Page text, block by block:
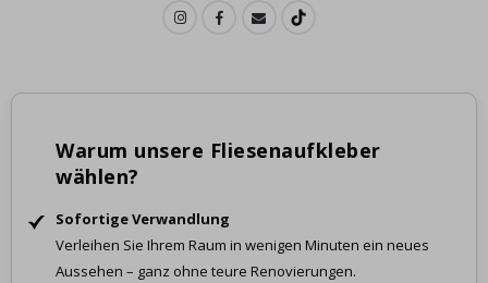
Warum unsere Fliesenaufkleber
wählen?
Sofortige Verwandlung
Verleihen Sie Ihrem Raum in wenigen Minuten ein neues
Aussehen – ganz ohne teure Renovierungen.